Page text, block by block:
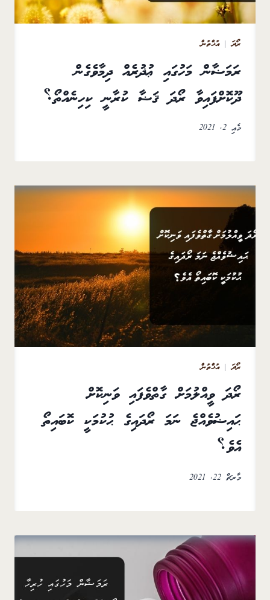
ރޯދަ|އުޚްތުން
ރަމަޟާން މަހުގައި ޢުޛުރެއް ދިމާވެގެން
ދޫކޮށްފައިވާ ރޯދަ ޤަޟާ ކުރާނީ ކިހިނެއްތޯ؟
މެއި 2, 2021
ރޯދަ|އުޚްތުން
ރޯދަ ވީއްލުމަށް ގާތްވެފައި ވަނިކޮށް
ޙައިޟުވެއްޖެ ނަމަ ރޯދައިގެ ޙުކުމަކީ ކޮބައިތޯ
އެވެ؟
މާރޗް 22, 2021